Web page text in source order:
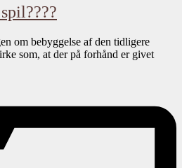
om bebyggelse af den tidligere
som, at der på forhånd er givet